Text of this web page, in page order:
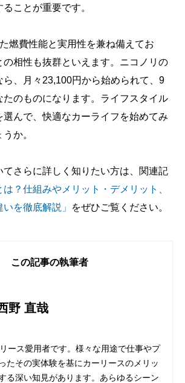
ことが重要です。
燃費性能と実用性を兼ね備えてお
の相性も抜群といえます。ニコノリの
ら、月々23,100円から始められて、9
たのものになります。ライフスタイル
選んで、快適なカーライフを始めてみ
か。
てさらに詳しく知りたい方は、関連記
は？仕組みやメリット・デメリット、
を徹底解説」
をぜひご覧ください。
この記事の執筆者
野 直哉
ース愛用者です。様々な用途で仕事やプ
たその実体験を基にカーリースのメリッ
る深い知見があります。あらゆるシーン